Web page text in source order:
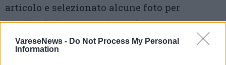
VareseNews - Do Not Process My Personal
Information
articolo e selezionato alcune foto per
condividerle con tutti. Eccole